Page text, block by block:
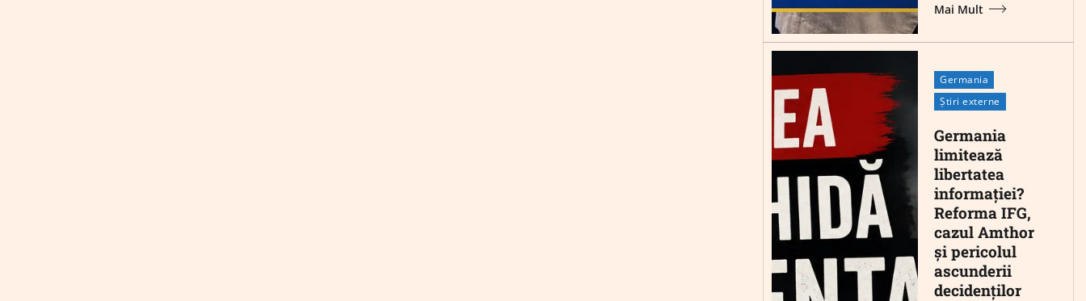
Mai Mult
Germania
Știri externe
Germania
limitează
libertatea
informației?
Reforma IFG,
cazul Amthor
și pericolul
ascunderii
decidenților